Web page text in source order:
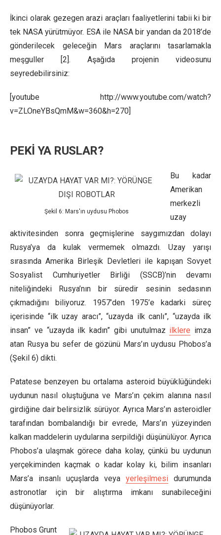
İkinci olarak gezegen arazi araçları faaliyetlerini tabii ki bir
tek NASA yürütmüyor. ESA ile NASA bir yandan da 2018’de
gönderilecek geleceğin Mars araçlarını tasarlamakla
meşguller [2]. Aşağıda projenin videosunu
seyredebilirsiniz:
[youtube http://www.youtube.com/watch?
v=ZLOneYBsQmM&w=360&h=270]
PEKİ YA RUSLAR?
Şekil 6: Mars'ın uydusu Phobos
Bu kadar
Amerikan
merkezli
uzay
aktivitesinden sonra geçmişlerine saygımızdan dolayı
Rusya’ya da kulak vermemek olmazdı. Uzay yarışı
sırasında Amerika Birleşik Devletleri ile kapışan Sovyet
Sosyalist Cumhuriyetler Birliği (SSCB)’nin devamı
niteliğindeki Rusya’nın bir süredir sesinin sedasının
çıkmadığını biliyoruz. 1957’den 1975’e kadarki süreç
içerisinde “ilk uzay aracı”, “uzayda ilk canlı”, “uzayda ilk
insan” ve “uzayda ilk kadın” gibi unutulmaz ilklere imza
atan Rusya bu sefer de gözünü Mars’ın uydusu Phobos’a
(Şekil 6) dikti.
Patatese benzeyen bu ortalama asteroid büyüklüğündeki
uydunun nasıl oluştuğuna ve Mars’ın çekim alanına nasıl
girdiğine dair belirsizlik sürüyor. Ayrıca Mars’ın asteroidler
tarafından bombalandığı bir evrede, Mars’ın yüzeyinden
kalkan maddelerin uydularına serpildiği düşünülüyor. Ayrıca
Phobos’a ulaşmak görece daha kolay, çünkü bu uydunun
yerçekiminden kaçmak o kadar kolay ki, bilim insanları
Mars’a insanlı uçuşlarda veya yerleşilmesi durumunda
astronotlar için bir alıştırma imkanı sunabileceğini
düşünüyorlar.
Phobos Grunt